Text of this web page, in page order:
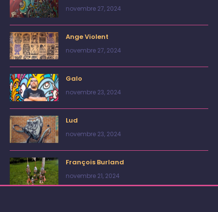
novembre 27, 2024
Ange Violent
novembre 27, 2024
Galo
novembre 23, 2024
Lud
novembre 23, 2024
François Burland
novembre 21, 2024